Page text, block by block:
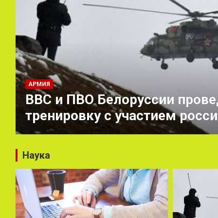
АРМИЯ
ВВС и ПВО Белоруссии
тренировку с участием
Наука